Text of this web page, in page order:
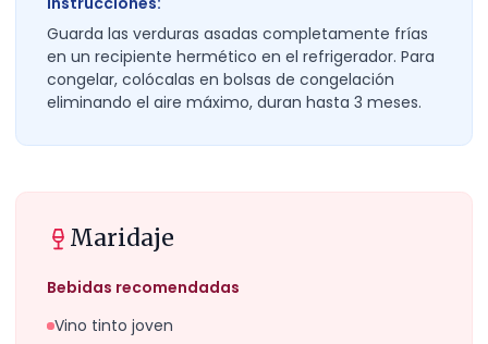
Guarda las verduras asadas completamente frías
en un recipiente hermético en el refrigerador. Para
congelar, colócalas en bolsas de congelación
eliminando el aire máximo, duran hasta 3 meses.
Maridaje
Bebidas recomendadas
Vino tinto joven